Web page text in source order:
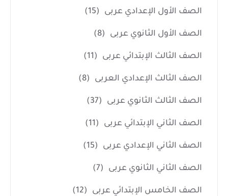
الصف الأول الإعدادي عربى (15)
الصف الأول الثانوي عربى (8)
الصف الثالث الإبتدائي عربى (11)
الصف الثالث الإعدادي العربى (8)
الصف الثالث الثانوي عربى (37)
الصف الثاني الإبتدائي عربى (11)
الصف الثاني الإعدادي عربى (15)
الصف الثاني الثانوي عربى (7)
الصف الخامس الإبتدائي عربى (12)